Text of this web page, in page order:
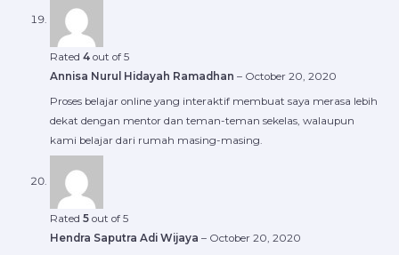
Rated 4out of 5
Annisa Nurul Hidayah Ramadhan – October 20, 2020
Proses belajar online yang interaktif membuat saya merasa lebih
dekat dengan mentor dan teman-teman sekelas, walaupun
kami belajar dari rumah masing-masing.
Rated 5out of 5
Hendra Saputra Adi Wijaya – October 20, 2020